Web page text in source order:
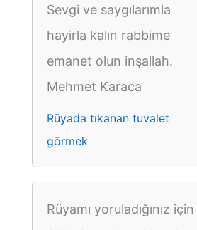
Sevgi ve saygılarımla
hayirla kalın rabbime
emanet olun inşallah.
Mehmet Karaca
Rüyada tıkanan tuvalet
görmek
Rüyamı yoruladığınız için